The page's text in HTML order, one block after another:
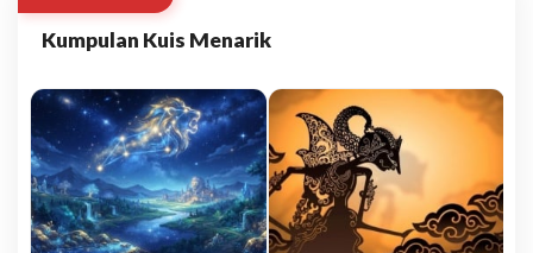
Kumpulan Kuis Menarik